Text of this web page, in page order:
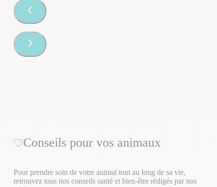
Conseils pour vos animaux
Pour prendre soin de votre animal tout au long de sa vie,
retrouvez tous nos conseils santé et bien-être rédigés par nos